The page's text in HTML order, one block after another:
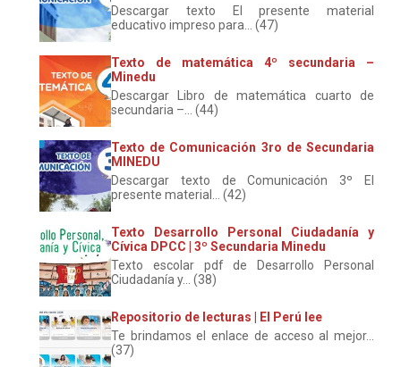
Descargar texto El presente material
educativo impreso para... (47)
Texto de matemática 4º secundaria –
Minedu
Descargar Libro de matemática cuarto de
secundaria –... (44)
Texto de Comunicación 3ro de Secundaria
MINEDU
Descargar texto de Comunicación 3º El
presente material... (42)
Texto Desarrollo Personal Ciudadanía y
Cívica DPCC | 3º Secundaria Minedu
Texto escolar pdf de Desarrollo Personal
Ciudadanía y... (38)
Repositorio de lecturas | El Perú lee
Te brindamos el enlace de acceso al mejor...
(37)